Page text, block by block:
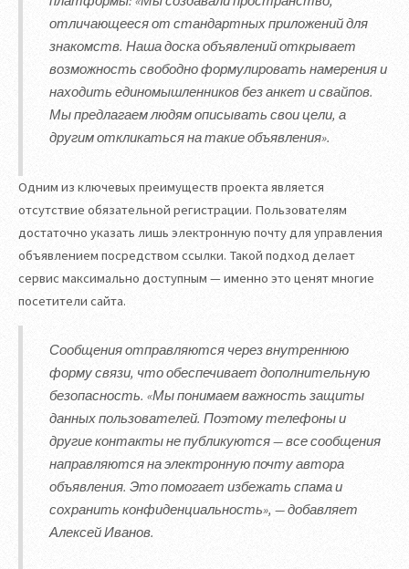
отличающееся от стандартных приложений для
знакомств. Наша доска объявлений открывает
возможность свободно формулировать намерения и
находить единомышленников без анкет и свайпов.
Мы предлагаем людям описывать свои цели, а
другим откликаться на такие объявления».
Одним из ключевых преимуществ проекта является
отсутствие обязательной регистрации. Пользователям
достаточно указать лишь электронную почту для управления
объявлением посредством ссылки. Такой подход делает
сервис максимально доступным — именно это ценят многие
посетители сайта.
Сообщения отправляются через внутреннюю
форму связи, что обеспечивает дополнительную
безопасность. «Мы понимаем важность защиты
данных пользователей. Поэтому телефоны и
другие контакты не публикуются — все сообщения
направляются на электронную почту автора
объявления. Это помогает избежать спама и
сохранить конфиденциальность», — добавляет
Алексей Иванов.